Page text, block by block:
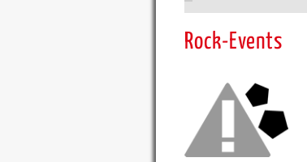
Rock-Events